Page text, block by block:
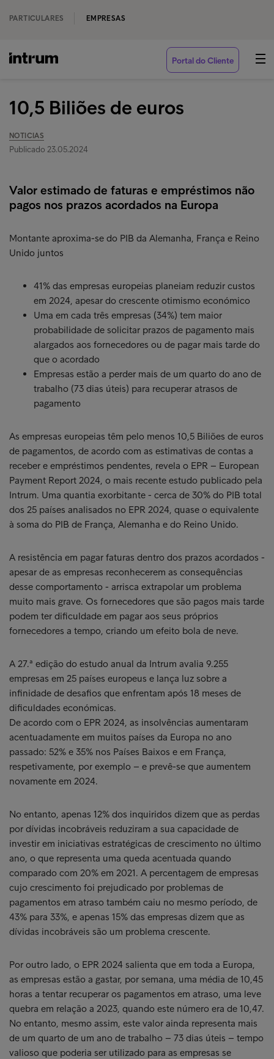
PARTICULARES EMPRESAS
Portal do Cliente
10,5 Biliões de euros
NOTICIAS
Publicado 23.05.2024
Valor estimado de faturas e empréstimos não
pagos nos prazos acordados na Europa
Montante aproxima-se do PIB da Alemanha, França e Reino
Unido juntos
41% das empresas europeias planeiam reduzir custos
em 2024, apesar do crescente otimismo económico
Uma em cada três empresas (34%) tem maior
probabilidade de solicitar prazos de pagamento mais
alargados aos fornecedores ou de pagar mais tarde do
que o acordado
Empresas estão a perder mais de um quarto do ano de
trabalho (73 dias úteis) para recuperar atrasos de
pagamento
As empresas europeias têm pelo menos 10,5 Biliões de euros
de pagamentos, de acordo com as estimativas de contas a
receber e empréstimos pendentes, revela o EPR – European
Payment Report 2024, o mais recente estudo publicado pela
Intrum. Uma quantia exorbitante - cerca de 30% do PIB total
dos 25 países analisados no EPR 2024, quase o equivalente
à soma do PIB de França, Alemanha e do Reino Unido.
A resistência em pagar faturas dentro dos prazos acordados -
apesar de as empresas reconhecerem as consequências
desse comportamento - arrisca extrapolar um problema
muito mais grave. Os fornecedores que são pagos mais tarde
podem ter dificuldade em pagar aos seus próprios
fornecedores a tempo, criando um efeito bola de neve.
A 27.ª edição do estudo anual da Intrum avalia 9.255
empresas em 25 países europeus e lança luz sobre a
infinidade de desafios que enfrentam após 18 meses de
dificuldades económicas.
De acordo com o EPR 2024, as insolvências aumentaram
acentuadamente em muitos países da Europa no ano
passado: 52% e 35% nos Países Baixos e em França,
respetivamente, por exemplo – e prevê-se que aumentem
novamente em 2024.
No entanto, apenas 12% dos inquiridos dizem que as perdas
por dívidas incobráveis reduziram a sua capacidade de
investir em iniciativas estratégicas de crescimento no último
ano, o que representa uma queda acentuada quando
comparado com 20% em 2021. A percentagem de empresas
cujo crescimento foi prejudicado por problemas de
pagamentos em atraso também caiu no mesmo período, de
43% para 33%, e apenas 15% das empresas dizem que as
dívidas incobráveis são um problema crescente.
Por outro lado, o EPR 2024 salienta que em toda a Europa,
as empresas estão a gastar, por semana, uma média de 10,45
horas a tentar recuperar os pagamentos em atraso, uma leve
quebra em relação a 2023, quando este número era de 10,47.
No entanto, mesmo assim, este valor ainda representa mais
de um quarto de um ano de trabalho – 73 dias úteis – tempo
valioso que poderia ser utilizado para as empresas se